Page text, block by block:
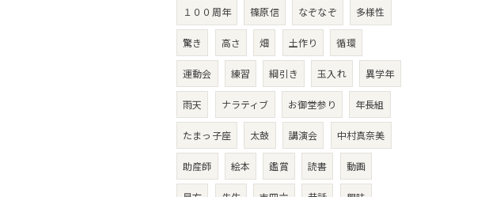
１００周年 篠原信 なぞなぞ 多様性
驚き 高さ 畑 土作り 循環
運動会 練習 綱引き 玉入れ 異学年
雨天 ナラティブ お御堂参り 年長組
たまっ子座 太鼓 講演会 中村真奈美
助産師 絵本 鑑賞 読書 動画